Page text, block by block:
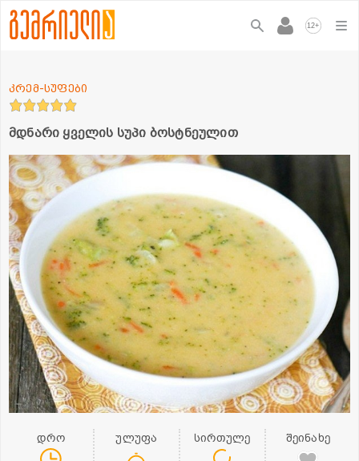
12+
მდნარი ყველის სუპი ბოსტნეულით
კრემ-სუფები
დრო ულუფა სირთულე შეინახე